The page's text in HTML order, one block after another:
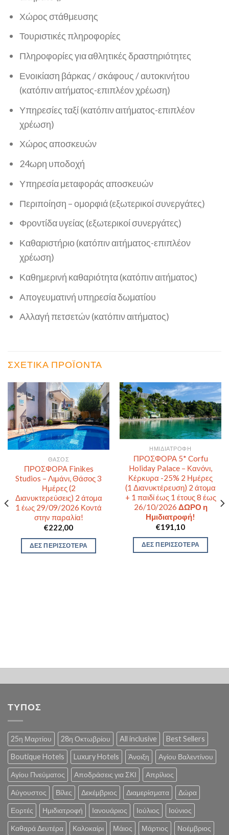
Χώρος στάθμευσης
Τουριστικές πληροφορίες
Πληροφορίες για αθλητικές δραστηριότητες
Ενοικίαση βάρκας / σκάφους / αυτοκινήτου
(κατόπιν αιτήματος-επιπλέον χρέωση)
Υπηρεσίες ταξί (κατόπιν αιτήματος-επιπλέον
χρέωση)
Χώρος αποσκευών
24ωρη υποδοχή
Υπηρεσία μεταφοράς αποσκευών
Περιποίηση – ομορφιά (εξωτερικοί συνεργάτες)
Φροντίδα υγείας (εξωτερικοί συνεργάτες)
Καθαριστήριο (κατόπιν αιτήματος-επιπλέον
χρέωση)
Καθημερινή καθαριότητα (κατόπιν αιτήματος)
Απογευματινή υπηρεσία δωματίου
Αλλαγή πετσετών (κατόπιν αιτήματος)
ΣΧΕΤΙΚΆ ΠΡΟΪΌΝΤΑ
ΘΆΣΟΣ
ΠΡΟΣΦΟΡΑ Finikes
Studios – Λιμάνι, Θάσος 3
Ημέρες (2
Διανυκτερεύσεις) 2 άτομα
1 έως 29/09/2026 Κοντά
στην παραλία!
€222,00
ΔΕΣ ΠΕΡΙΣΣΟΤΕΡΑ
ΗΜΙΔΙΑΤΡΟΦΉ
ΠΡΟΣΦΟΡΑ 5* Corfu
Holiday Palace – Κανόνι,
Κέρκυρα -25% 2 Ημέρες
(1 Διανυκτέρευση) 2 άτομα
+ 1 παιδί έως 1 έτους 8 έως
26/10/2026 ΔΩΡΟ η
Ημιδιατροφή!
€191,10
ΔΕΣ ΠΕΡΙΣΣΟΤΕΡΑ
ΤΥΠΟΣ
25η Μαρτίου 28η Οκτωβρίου All inclusive Best Sellers
Boutique Hotels Luxury Hotels Άνοιξη Αγίου Βαλεντίνου
Αγίου Πνεύματος Αποδράσεις για ΣΚΙ Απρίλιος
Αύγουστος Βίλες Δεκέμβριος Διαμερίσματα Δώρα
Εορτές Ημιδιατροφή Ιανουάριος Ιούλιος Ιούνιος
Καθαρά Δευτέρα Καλοκαίρι Μάιος Μάρτιος Νοέμβριος